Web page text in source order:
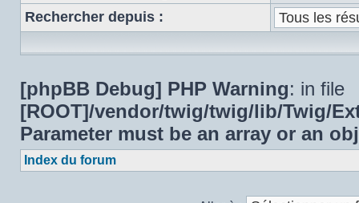
Rechercher depuis :
[phpBB Debug] PHP Warning: in file
[ROOT]/vendor/twig/twig/lib/Twig/
Parameter must be an array or an
Index du forum